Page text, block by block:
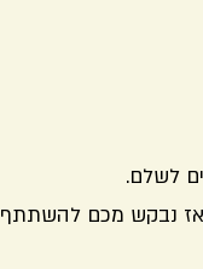
אז נבקש מכם להשתתף